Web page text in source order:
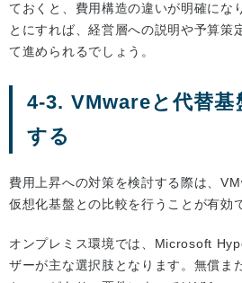
ておくと、費用構造の違いが明確にな
とにすれば、経営層への説明や予算策
て進められるでしょう。
4-3. VMwareと代替基
する
費用上昇への対策を検討する際は、
仮想化基盤との比較を行うことが有効
オンプレミス環境では、Microsoft
ザーが主な選択肢となります。無償ま